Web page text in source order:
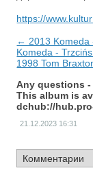
https://
← 2013 Komeda
Komeda -
1998 Tom
Any questions -
This album is
dchub://
21.12.2023 16:31